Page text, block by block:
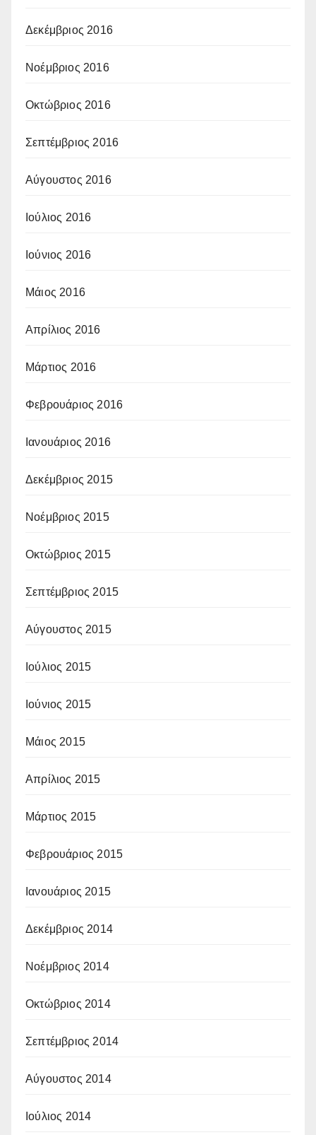
Δεκέμβριος 2016
Νοέμβριος 2016
Οκτώβριος 2016
Σεπτέμβριος 2016
Αύγουστος 2016
Ιούλιος 2016
Ιούνιος 2016
Μάιος 2016
Απρίλιος 2016
Μάρτιος 2016
Φεβρουάριος 2016
Ιανουάριος 2016
Δεκέμβριος 2015
Νοέμβριος 2015
Οκτώβριος 2015
Σεπτέμβριος 2015
Αύγουστος 2015
Ιούλιος 2015
Ιούνιος 2015
Μάιος 2015
Απρίλιος 2015
Μάρτιος 2015
Φεβρουάριος 2015
Ιανουάριος 2015
Δεκέμβριος 2014
Νοέμβριος 2014
Οκτώβριος 2014
Σεπτέμβριος 2014
Αύγουστος 2014
Ιούλιος 2014